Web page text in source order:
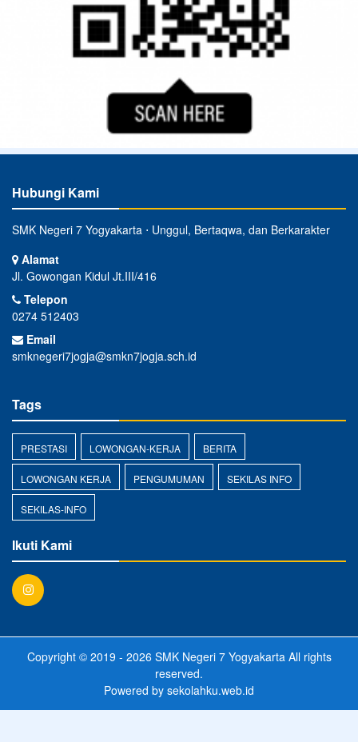
Hubungi Kami
SMK Negeri 7 Yogyakarta ⋅ Unggul, Bertaqwa, dan Berkarakter
Alamat
Jl. Gowongan Kidul Jt.III/416
Telepon
0274 512403
Email
smknegeri7jogja@smkn7jogja.sch.id
Tags
PRESTASI LOWONGAN-KERJA BERITA
LOWONGAN KERJA PENGUMUMAN SEKILAS INFO
SEKILAS-INFO
Ikuti Kami
Copyright © 2019 - 2026 SMK Negeri 7 YogyakartaAll rights
reserved.
Powered by sekolahku.web.id